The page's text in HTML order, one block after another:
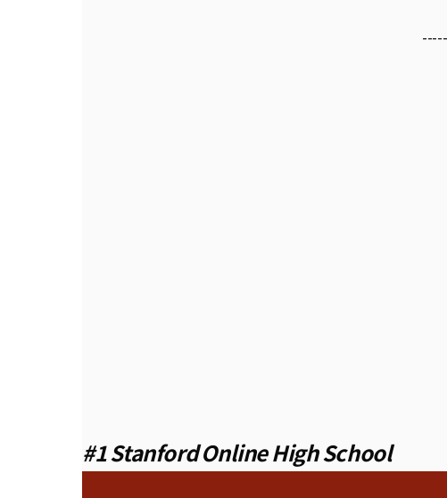
#1 Stanford Online High School